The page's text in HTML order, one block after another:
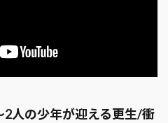
人の少年が迎える更生/衝